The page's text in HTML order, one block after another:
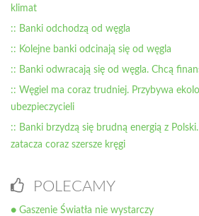
klimat
:: Banki odchodzą od węgla
:: Kolejne banki odcinają się od węgla
:: Banki odwracają się od węgla. Chcą
:: Węgiel ma coraz trudniej. Przybywa
ubezpieczycieli
:: Banki brzydzą się brudną energią z
zatacza coraz szersze kręgi
POLECAMY
● Gaszenie Światła nie wystarczy